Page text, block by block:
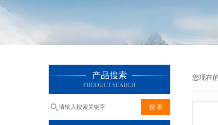
产品搜索
PRODUCT SEARCH
您现在